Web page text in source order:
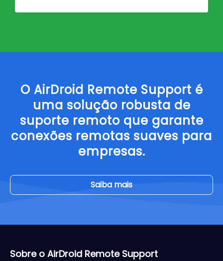
O AirDroid Remote Support é
uma solução robusta de
suporte remoto que garante
conexões remotas suaves para
empresas.
Saiba mais
Sobre o AirDroid Remote Support